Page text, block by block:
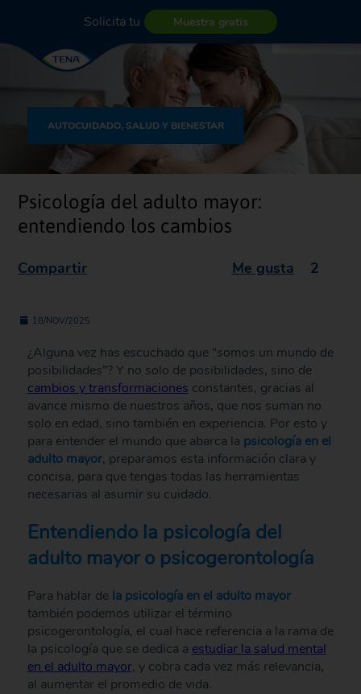
Solicita tu Muestra gratis
AUTOCUIDADO, SALUD Y BIENESTAR
Psicología del adulto mayor:
entendiendo los cambios
Compartir Me gusta 2
18/NOV/2025
¿Alguna vez has escuchado que “somos un mundo de
posibilidades”? Y no solo de posibilidades, sino de
cambios y transformaciones constantes, gracias al
avance mismo de nuestros años, que nos suman no
solo en edad, sino también en experiencia. Por esto y
para entender el mundo que abarca la psicología en el
adulto mayor, preparamos esta información clara y
concisa, para que tengas todas las herramientas
necesarias al asumir su cuidado.
Entendiendo la psicología del
adulto mayor o psicogerontología
Para hablar de la psicología en el adulto mayor
también podemos utilizar el término
psicogerontología, el cual hace referencia a la rama de
la psicología que se dedica a estudiar la salud mental
en el adulto mayor, y cobra cada vez más relevancia,
al aumentar el promedio de vida.